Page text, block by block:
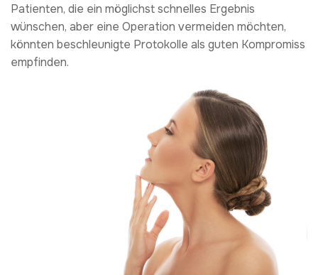
Patienten, die ein möglichst schnelles Ergebnis
wünschen, aber eine Operation vermeiden möchten,
könnten beschleunigte Protokolle als guten Kompromiss
empfinden.